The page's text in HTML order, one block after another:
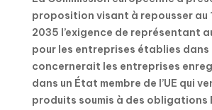
proposition visant à repousser au
2035 l’exigence de représentant
pour les entreprises établies dans
concernerait les entreprises
dans un État membre de l’UE qui
produits soumis à des obligations